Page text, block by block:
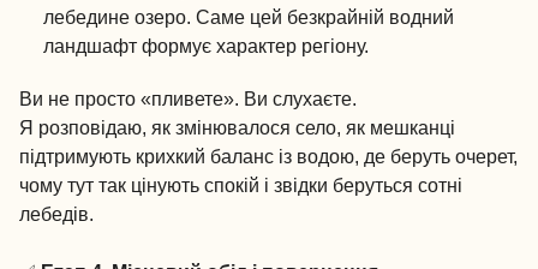
лебедине озеро. Саме цей безкрайній водний
ландшафт формує характер регіону.
Ви не просто «пливете». Ви слухаєте.
Я розповідаю, як змінювалося село, як мешканці
підтримують крихкий баланс із водою, де беруть очерет,
чому тут так цінують спокій і звідки беруться сотні
лебедів.